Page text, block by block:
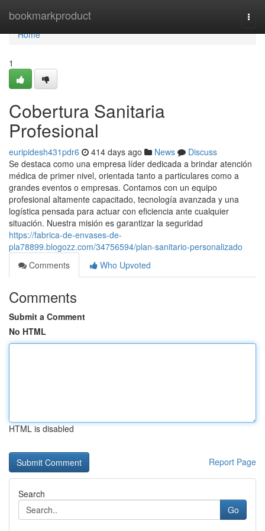
bookmarkproduct
Home
Home
1
Cobertura Sanitaria
Profesional
euripidesh431pdr6 414 days ago News
Discuss
Se destaca como una empresa líder dedicada a brindar atención
médica de primer nivel, orientada tanto a particulares como a
grandes eventos o empresas. Contamos con un equipo
profesional altamente capacitado, tecnología avanzada y una
logística pensada para actuar con eficiencia ante cualquier
situación. Nuestra misión es garantizar la seguridad
https://fabrica-de-envases-de-
pla78899.blogozz.com/34756594/plan-sanitario-personalizado
Comments
Who Upvoted
Comments
Submit a Comment
No HTML
HTML is disabled
Report Page
Search
Go